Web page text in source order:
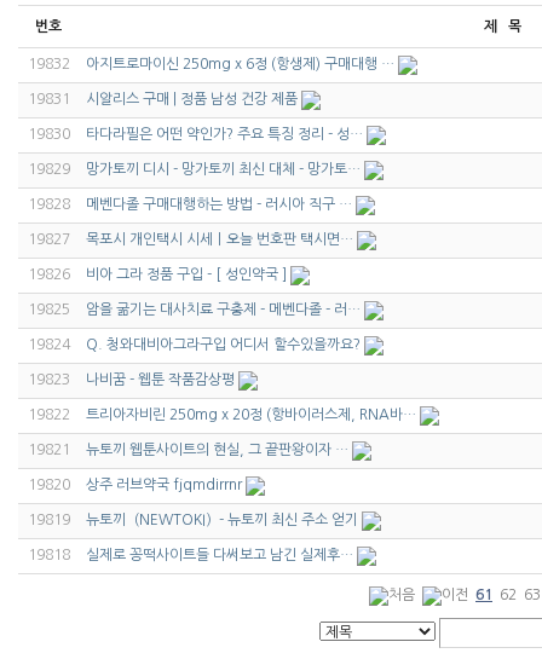
번호 제 목
19832 아지트로마이신 250mg x 6정 (항생제) 구매대행 …
19831 시알리스 구매 | 정품 남성 건강 제품
19830 타다라필은 어떤 약인가? 주요 특징 정리 - 성…
19829 망가토끼 디시 - 망가토끼 최신 대체 - 망가토…
19828 메벤다졸 구매대행하는 방법 - 러시아 직구 …
19827 목포시 개인택시 시세ㅣ오늘 번호판 택시면…
19826 비아 그라 정품 구입 - [ 성인약국 ]
19825 암을 굶기는 대사치료 구충제 - 메벤다졸 - 러…
19824 Q. 청와대비아그라구입 어디서 할수있을까요?
19823 나비꿈 - 웹툰 작품감상평
19822 트리아자비린 250mg x 20정 (항바이러스제, RNA바…
19821 뉴토끼 웹툰사이트의 현실, 그 끝판왕이자 …
19820 상주 러브약국 fjqmdirrnr
19819 뉴토끼（NEWTOKI）- 뉴토끼 최신 주소 얻기
19818 실제로 꽁떡사이트들 다써보고 남긴 실제후…
61 62 63